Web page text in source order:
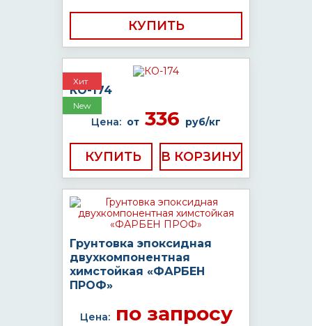
КУПИТЬ
Хит
New
КО-174
Цена: от 336 руб/кг
КУПИТЬ
Грунтовка эпоксидная
двухкомпонентная
химстойкая «ФАРБЕН
ПРОФ»
Цена:по запросу